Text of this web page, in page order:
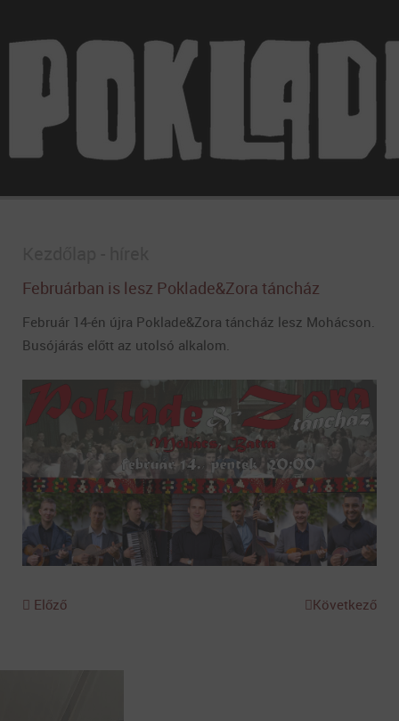
Februárban is lesz Poklade&Zora táncház
Február 14-én újra Poklade&Zora táncház lesz Mohácson.
Busójárás előtt az utolsó alkalom.
Előző Következő